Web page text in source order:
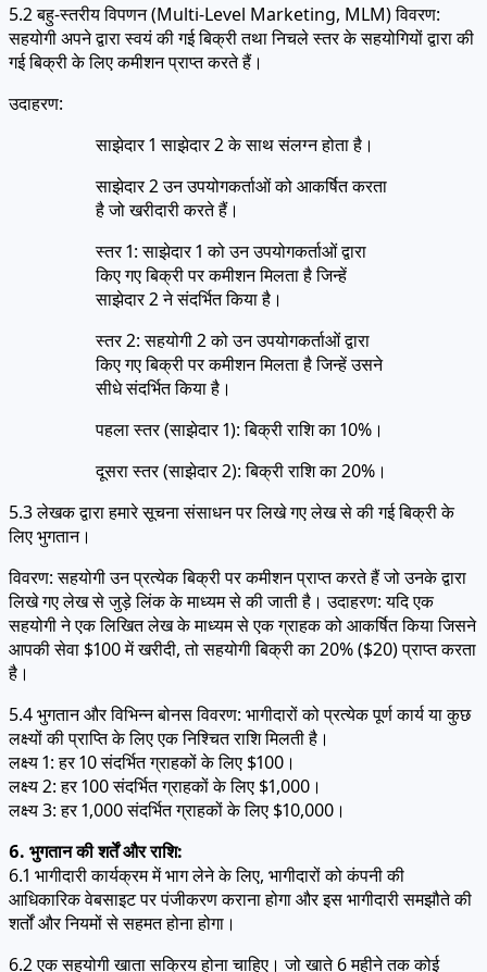
5.2 बहु-स्तरीय विपणन (Multi-Level Marketing, MLM) विवरण:
सहयोगी अपने द्वारा स्वयं की गई बिक्री तथा निचले स्तर के सहयोगियों द्वारा की
गई बिक्री के लिए कमीशन प्राप्त करते हैं।
उदाहरण:
साझेदार 1 साझेदार 2 के साथ संलग्न होता है।
साझेदार 2 उन उपयोगकर्ताओं को आकर्षित करता
है जो खरीदारी करते हैं।
स्तर 1: साझेदार 1 को उन उपयोगकर्ताओं द्वारा
किए गए बिक्री पर कमीशन मिलता है जिन्हें
साझेदार 2 ने संदर्भित किया है।
स्तर 2: सहयोगी 2 को उन उपयोगकर्ताओं द्वारा
किए गए बिक्री पर कमीशन मिलता है जिन्हें उसने
सीधे संदर्भित किया है।
पहला स्तर (साझेदार 1): बिक्री राशि का 10%।
दूसरा स्तर (साझेदार 2): बिक्री राशि का 20%।
5.3 लेखक द्वारा हमारे सूचना संसाधन पर लिखे गए लेख से की गई बिक्री के
लिए भुगतान।
विवरण: सहयोगी उन प्रत्येक बिक्री पर कमीशन प्राप्त करते हैं जो उनके द्वारा
लिखे गए लेख से जुड़े लिंक के माध्यम से की जाती है। उदाहरण: यदि एक
सहयोगी ने एक लिखित लेख के माध्यम से एक ग्राहक को आकर्षित किया जिसने
आपकी सेवा $100 में खरीदी, तो सहयोगी बिक्री का 20% ($20) प्राप्त करता
है।
5.4 भुगतान और विभिन्न बोनस विवरण: भागीदारों को प्रत्येक पूर्ण कार्य या कुछ
लक्ष्यों की प्राप्ति के लिए एक निश्चित राशि मिलती है।
लक्ष्य 1: हर 10 संदर्भित ग्राहकों के लिए $100।
लक्ष्य 2: हर 100 संदर्भित ग्राहकों के लिए $1,000।
लक्ष्य 3: हर 1,000 संदर्भित ग्राहकों के लिए $10,000।
6. भुगतान की शर्तें और राशि:
6.1 भागीदारी कार्यक्रम में भाग लेने के लिए, भागीदारों को कंपनी की
आधिकारिक वेबसाइट पर पंजीकरण कराना होगा और इस भागीदारी समझौते की
शर्तों और नियमों से सहमत होना होगा।
6.2 एक सहयोगी खाता सक्रिय होना चाहिए। जो खाते 6 महीने तक कोई